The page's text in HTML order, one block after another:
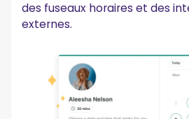
des fuseaux horaires et des
externes.